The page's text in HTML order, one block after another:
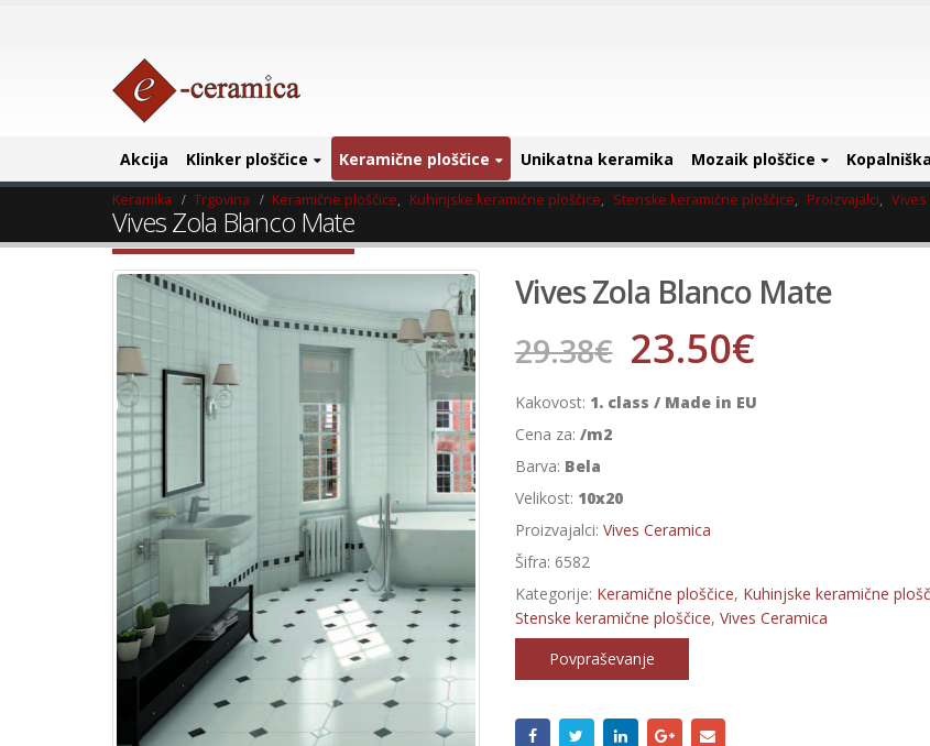
Akcija Klinker ploščice Keramične ploščice Unikatna keramika Mozaik ploščice
Keramika Trgovina Keramične ploščice, Kuhinjske keramične ploščice, Stenske keramične ploščice, Proizvajalci, Vives
Vives Zola Blanco Mate
Vives Zola Blanco Mate
29.38€ 23.50€
Kakovost: 1. class / Made in EU
Cena za: /m2
Barva: Bela
Velikost: 10x20
Proizvajalci: Vives Ceramica
Šifra: 6582
Kategorije: Keramične ploščice, Kuhinjske keramične
Stenske keramične ploščice, Vives Ceramica
Povpraševanje